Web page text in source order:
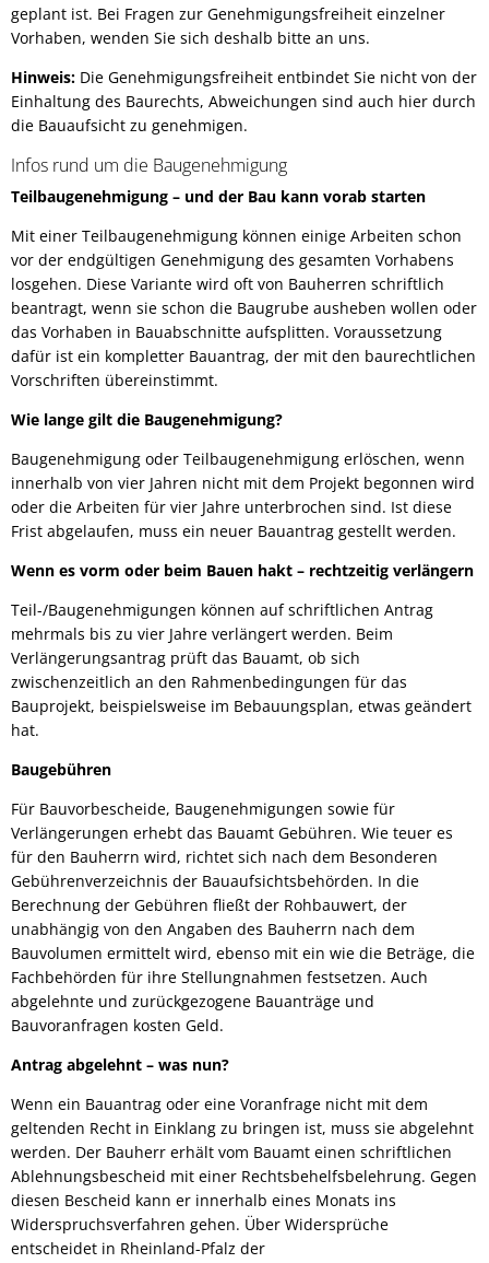
geplant ist. Bei Fragen zur Genehmigungsfreiheit einzelner
Vorhaben, wenden Sie sich deshalb bitte an uns.
Hinweis: Die Genehmigungsfreiheit entbindet Sie nicht von der
Einhaltung des Baurechts, Abweichungen sind auch hier durch
die Bauaufsicht zu genehmigen.
Infos rund um die Baugenehmigung
Teilbaugenehmigung – und der Bau kann vorab starten
Mit einer Teilbaugenehmigung können einige Arbeiten schon
vor der endgültigen Genehmigung des gesamten Vorhabens
losgehen. Diese Variante wird oft von Bauherren schriftlich
beantragt, wenn sie schon die Baugrube ausheben wollen oder
das Vorhaben in Bauabschnitte aufsplitten. Voraussetzung
dafür ist ein kompletter Bauantrag, der mit den baurechtlichen
Vorschriften übereinstimmt.
Wie lange gilt die Baugenehmigung?
Baugenehmigung oder Teilbaugenehmigung erlöschen, wenn
innerhalb von vier Jahren nicht mit dem Projekt begonnen wird
oder die Arbeiten für vier Jahre unterbrochen sind. Ist diese
Frist abgelaufen, muss ein neuer Bauantrag gestellt werden.
Wenn es vorm oder beim Bauen hakt – rechtzeitig verlängern
Teil-/Baugenehmigungen können auf schriftlichen Antrag
mehrmals bis zu vier Jahre verlängert werden. Beim
Verlängerungsantrag prüft das Bauamt, ob sich
zwischenzeitlich an den Rahmenbedingungen für das
Bauprojekt, beispielsweise im Bebauungsplan, etwas geändert
hat.
Baugebühren
Für Bauvorbescheide, Baugenehmigungen sowie für
Verlängerungen erhebt das Bauamt Gebühren. Wie teuer es
für den Bauherrn wird, richtet sich nach dem Besonderen
Gebührenverzeichnis der Bauaufsichtsbehörden. In die
Berechnung der Gebühren fließt der Rohbauwert, der
unabhängig von den Angaben des Bauherrn nach dem
Bauvolumen ermittelt wird, ebenso mit ein wie die Beträge, die
Fachbehörden für ihre Stellungnahmen festsetzen. Auch
abgelehnte und zurückgezogene Bauanträge und
Bauvoranfragen kosten Geld.
Antrag abgelehnt – was nun?
Wenn ein Bauantrag oder eine Voranfrage nicht mit dem
geltenden Recht in Einklang zu bringen ist, muss sie abgelehnt
werden. Der Bauherr erhält vom Bauamt einen schriftlichen
Ablehnungsbescheid mit einer Rechtsbehelfsbelehrung. Gegen
diesen Bescheid kann er innerhalb eines Monats ins
Widerspruchsverfahren gehen. Über Widersprüche
entscheidet in Rheinland-Pfalz der